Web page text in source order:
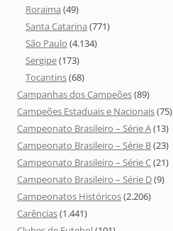
Roraima (49)
Santa Catarina (771)
São Paulo (4.134)
Sergipe(173)
Tocantins(68)
Campanhas dos Campeões(89)
Campeões Estaduais e Nacionais(75)
Campeonato Brasileiro – Série A(13)
Campeonato Brasileiro – Série B(23)
Campeonato Brasileiro – Série C(21)
Campeonato Brasileiro – Série D(9)
Campeonatos Históricos(2.206)
Carências(1.441)